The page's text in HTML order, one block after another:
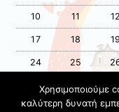
10 11 12
17 18 19
24 25
31Χρησιμοποιούμε
καλύτερη δυνατή